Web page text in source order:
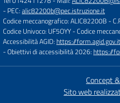
- PEC:alic82200b@pec.istruzione.it
Codice meccanografico: ALIC82200B -
Codice Univoco: UF5OYY- Codice
Accessibilità AGID: https://
- Obiettivi di accessibilità 2026: https://
Concept
Sito web